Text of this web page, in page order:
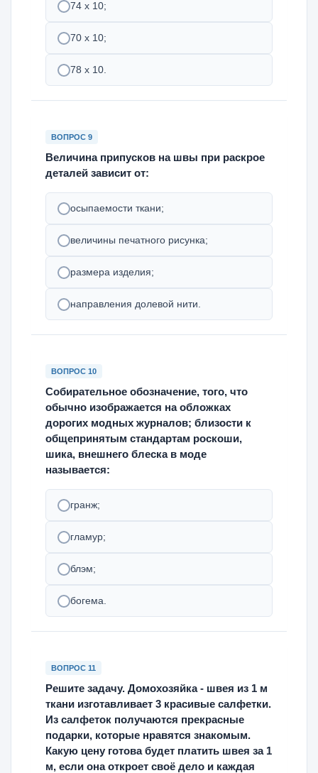
74 х 10;
70 х 10;
78 х 10.
ВОПРОС 9
Величина припусков на швы при раскрое
деталей зависит от:
осыпаемости ткани;
величины печатного рисунка;
размера изделия;
направления долевой нити.
ВОПРОС 10
Собирательное обозначение, того, что
обычно изображается на обложках
дорогих модных журналов; близости к
общепринятым стандартам роскоши,
шика, внешнего блеска в моде
называется:
гранж;
гламур;
блэм;
богема.
ВОПРОС 11
Решите задачу. Домохозяйка - швея из 1 м
ткани изготавливает 3 красивые салфетки.
Из салфеток получаются прекрасные
подарки, которые нравятся знакомым.
Какую цену готова будет платить швея за 1
м, если она откроет своё дело и каждая